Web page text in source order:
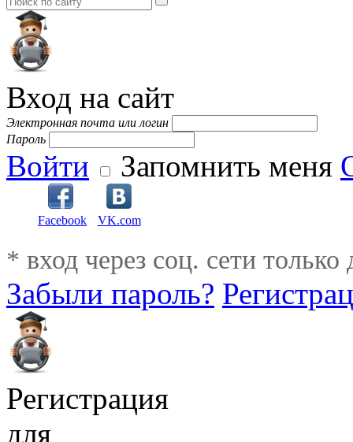
Вход на сайт
Электронная почта или логин
Пароль
Войти Запомнить меня
Facebook VK.com
* вход через соц. сети
Забыли пароль?
Регистрация
для